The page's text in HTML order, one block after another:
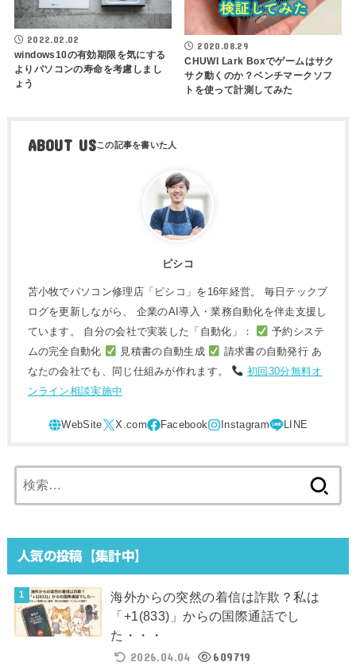
2022.02.02
windows10の有効期限を気にする
よりパソコンの寿命を考慮しまし
ょう
2020.08.29
CHUWI Lark Boxでゲームはサク
サク動くのか？ベンチマークソフ
トを使って計測してみた
ABOUT US
ピシコ
苫小牧でパソコン修理店「ピシコ」を16年経営。 毎日テックブ
ログを更新しながら、 企業のAI導入・業務自動化を伴走支援し
ています。 自分の会社で実装した「自動化」：
予約システ
ムの完全自動化
見積書の自動生成
請求書の自動発行 あ
なたの会社でも、同じ仕組みが作れます。
初回30分無料オ
ンライン相談実施中
索:
人気の投稿【集計中】
海外からの突然の着信は詐欺？私は
「+1(833)」からの国際通話でし
た・・・
2026.04.04
609719